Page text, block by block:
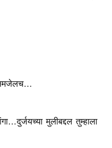
समजेलच…
मुलीबद्दल तुम्हाला